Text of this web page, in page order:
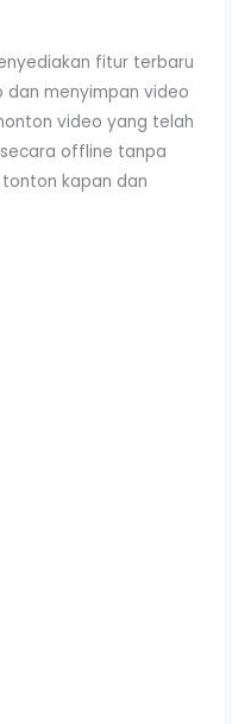
fitur terbaru
menyimpan video
video yang telah
offline tanpa
kapan dan